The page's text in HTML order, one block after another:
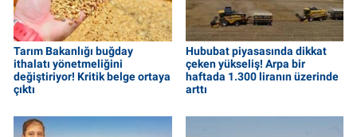
Tarım Bakanlığı buğday
ithalatı yönetmeliğini
değiştiriyor! Kritik belge ortaya
çıktı
Hububat piyasasında dikkat
çeken yükseliş! Arpa bir
haftada 1.300 liranın üzerinde
arttı